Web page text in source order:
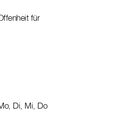
für
Di, Mi, Do